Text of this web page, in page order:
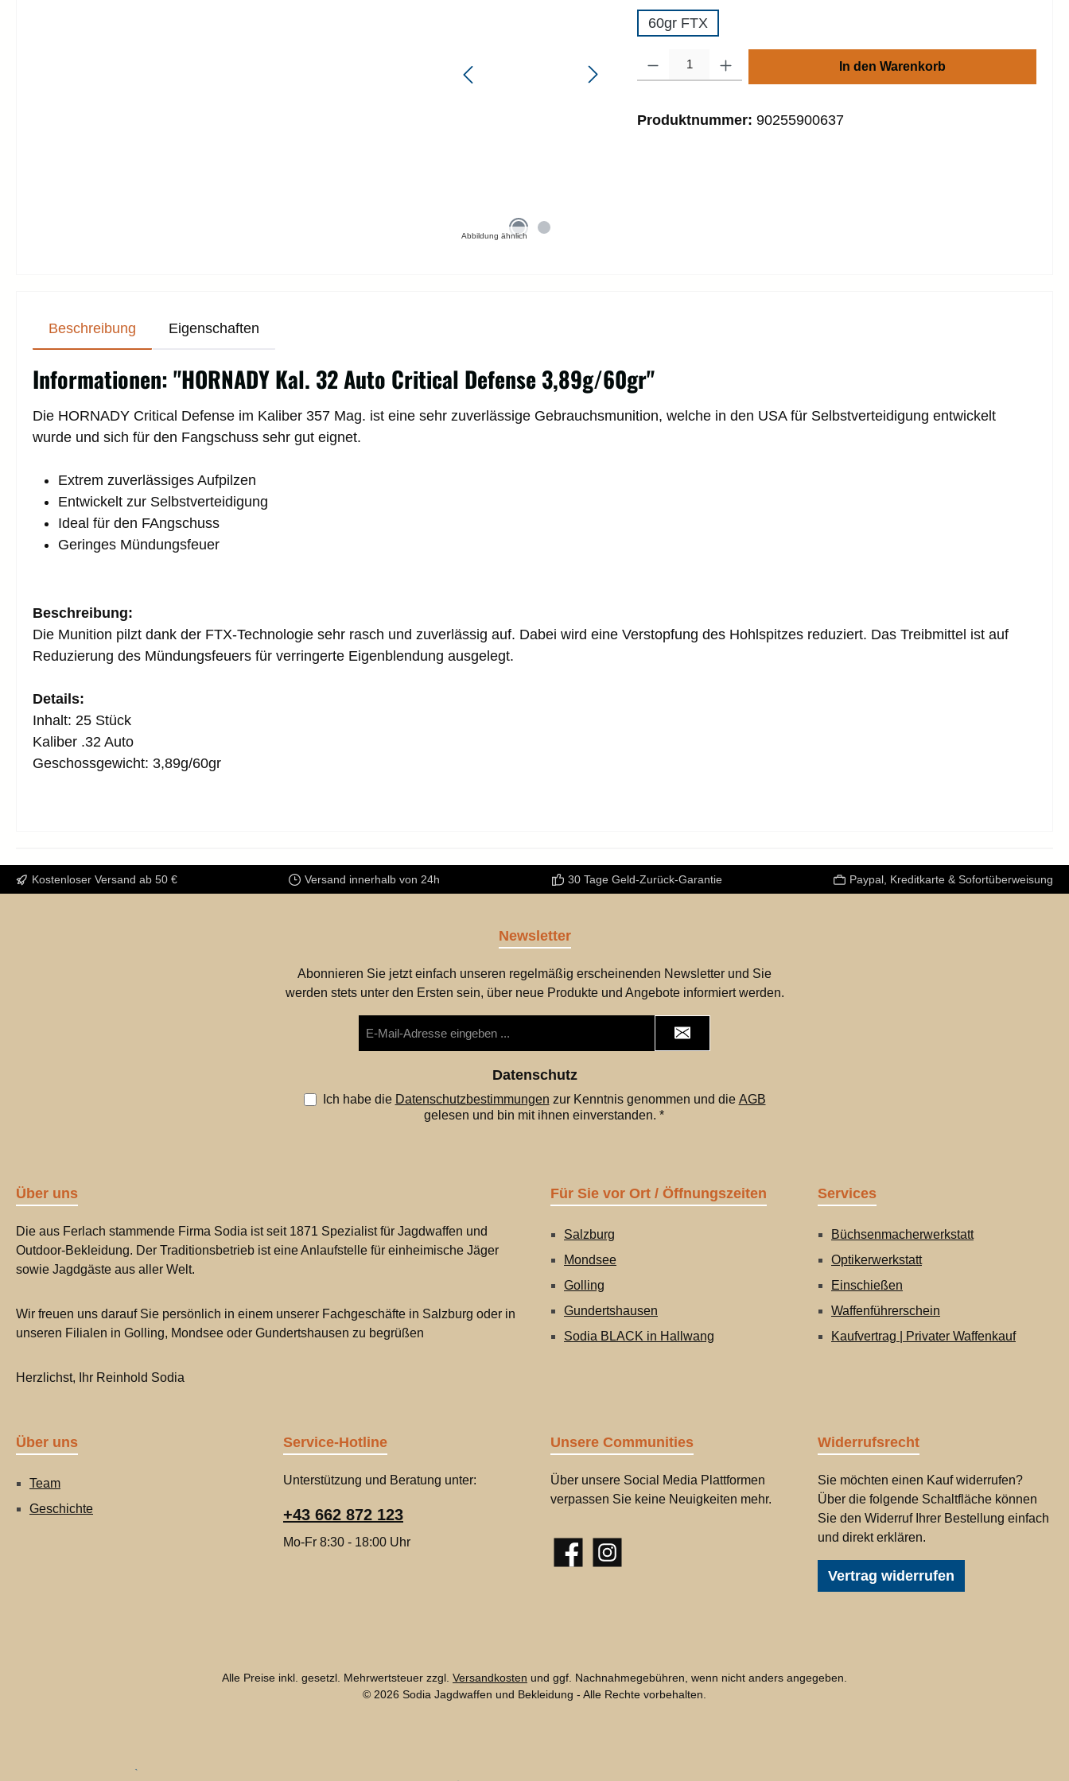
Abbildung ähnlich
60gr FTX
In den Warenkorb
Produktnummer: 90255900637
Beschreibung Eigenschaften
Informationen: "HORNADY Kal. 32 Auto Critical Defense 3,89g/60gr"
Die HORNADY Critical Defense im Kaliber 357 Mag. ist eine sehr zuverlässige Gebrauchsmunition, welche in den USA für Selbstverteidigung entwickelt
wurde und sich für den Fangschuss sehr gut eignet.
Extrem zuverlässiges Aufpilzen
Entwickelt zur Selbstverteidigung
Ideal für den FAngschuss
Geringes Mündungsfeuer
Beschreibung:
Die Munition pilzt dank der FTX-Technologie sehr rasch und zuverlässig auf. Dabei wird eine Verstopfung des Hohlspitzes reduziert. Das Treibmittel ist auf
Reduzierung des Mündungsfeuers für verringerte Eigenblendung ausgelegt.
Details:
Inhalt: 25 Stück
Kaliber .32 Auto
Geschossgewicht: 3,89g/60gr
Kostenloser Versand ab 50 € Versand innerhalb von 24h 30 Tage Geld-Zurück-Garantie Paypal, Kreditkarte & Sofortüberweisung
Newsletter
Abonnieren Sie jetzt einfach unseren regelmäßig erscheinenden Newsletter und Sie
werden stets unter den Ersten sein, über neue Produkte und Angebote informiert werden.
Mail-
Datenschutz
Ich habe die Datenschutzbestimmungen zur Kenntnis genommen und die AGB
gelesen und bin mit ihnen einverstanden. *
Über uns
Die aus Ferlach stammende Firma Sodia ist seit 1871 Spezialist für Jagdwaffen und
Outdoor-Bekleidung. Der Traditionsbetrieb ist eine Anlaufstelle für einheimische Jäger
sowie Jagdgäste aus aller Welt.
Wir freuen uns darauf Sie persönlich in einem unserer Fachgeschäfte in Salzburg oder in
unseren Filialen in Golling, Mondsee oder Gundertshausen zu begrüßen
Herzlichst, Ihr Reinhold Sodia
Für Sie vor Ort / Öffnungszeiten
Salzburg
Mondsee
Golling
Gundertshausen
Sodia BLACK in Hallwang
Services
Büchsenmacherwerkstatt
Optikerwerkstatt
Einschießen
Waffenführerschein
Kaufvertrag | Privater Waffenkauf
Über uns
Team
Geschichte
Service-Hotline
Unterstützung und Beratung unter:
+43 662 872 123
Mo-Fr 8:30 - 18:00 Uhr
Unsere Communities
Über unsere Social Media Plattformen
verpassen Sie keine Neuigkeiten mehr.
FacebookInstagram
Widerrufsrecht
Sie möchten einen Kauf widerrufen?
Über die folgende Schaltfläche können
Sie den Widerruf Ihrer Bestellung einfach
und direkt erklären.
Vertrag widerrufen
Alle Preise inkl. gesetzl. Mehrwertsteuer zzgl. Versandkosten und ggf. Nachnahmegebühren, wenn nicht anders angegeben.
© 2026 Sodia Jagdwaffen und Bekleidung - Alle Rechte vorbehalten.